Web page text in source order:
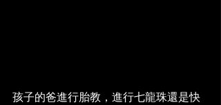
孩子的爸進行胎教，進行七龍珠還是快